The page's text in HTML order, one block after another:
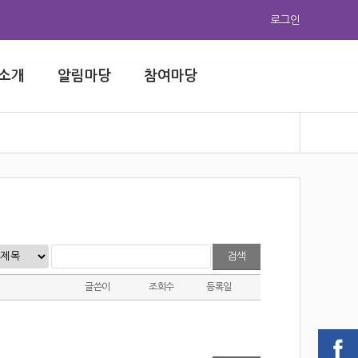
로그인
개 알림마당 참여마당
검색
글쓴이 조회수 등록일